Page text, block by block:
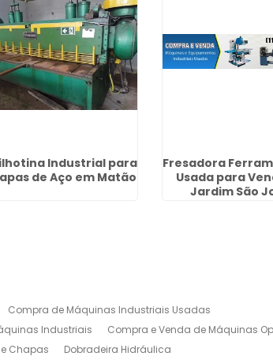
Industrial para
de Aço em Matão
Fresadora
Usada para
Jardim São
Compra de Máquinas Industriais Usadas
Industriais
Compra e Venda de Máquinas
Chapas
Dobradeira Hidráulica